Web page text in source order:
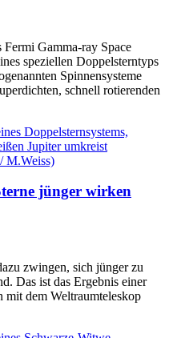
Fermi Gamma-ray Space
speziellen Doppelsterntyps
Spinnensysteme
schnell rotierenden
jünger wirken
zwingen, sich jünger zu
Das ist das Ergebnis einer
mit dem Weltraumteleskop